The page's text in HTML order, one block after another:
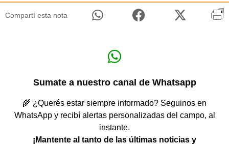
Compartí esta nota
Sumate a nuestro canal de Whatsapp
🌾 ¿Querés estar siempre informado? Seguinos en
WhatsApp y recibí alertas personalizadas del campo, al
instante.
¡Mantente al tanto de las últimas noticias y